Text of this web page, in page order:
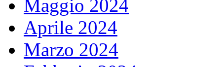
Maggio 2024
Aprile 2024
Marzo 2024